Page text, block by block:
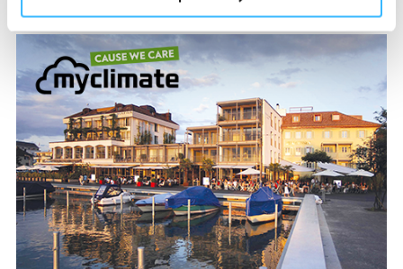
Umwelt- und Klimaschutz fördern.